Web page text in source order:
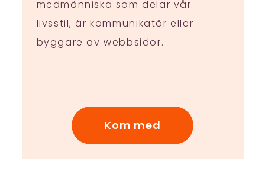
medmänniska som delar vår
livsstil, är kommunikatör eller
byggare av webbsidor.
Kom med